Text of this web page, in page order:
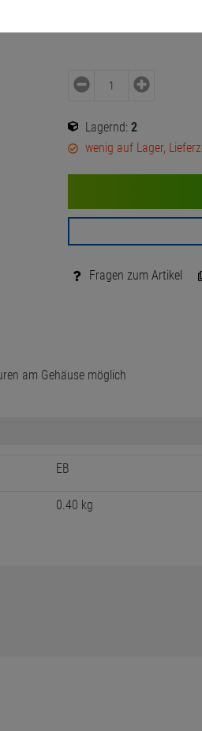
Lagernd: 2
wenig auf Lager,
Fragen zum Artikel
am Gehäuse möglich
EB
0.40 kg